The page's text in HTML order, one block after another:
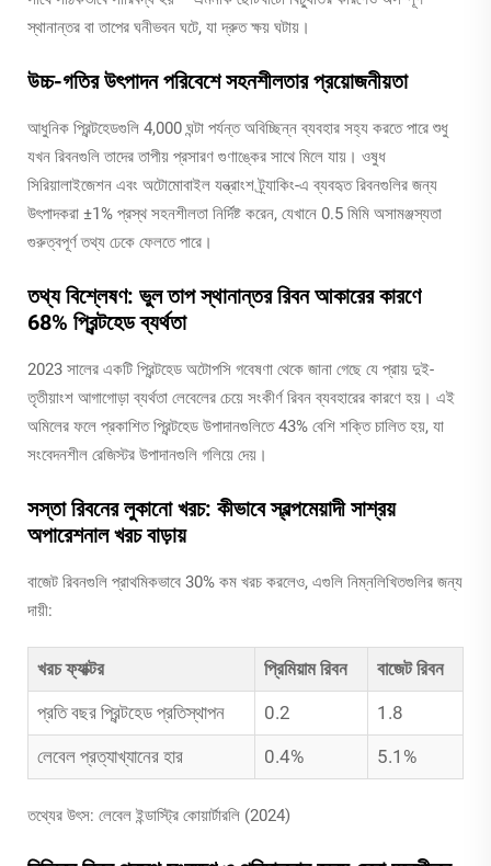
স্থানান্তর বা তাপের ঘনীভবন ঘটে, যা দ্রুত ক্ষয় ঘটায়।
উচ্চ-গতির উৎপাদন পরিবেশে সহনশীলতার প্রয়োজনীয়তা
আধুনিক প্রিন্টহেডগুলি 4,000 ঘন্টা পর্যন্ত অবিচ্ছিন্ন ব্যবহার সহ্য করতে পারে শুধু
যখন রিবনগুলি তাদের তাপীয় প্রসারণ গুণাঙ্কের সাথে মিলে যায়। ওষুধ
সিরিয়ালাইজেশন এবং অটোমোবাইল যন্ত্রাংশ ট্র্যাকিং-এ ব্যবহৃত রিবনগুলির জন্য
উৎপাদকরা ±1% প্রস্থ সহনশীলতা নির্দিষ্ট করেন, যেখানে 0.5 মিমি অসামঞ্জস্যতা
গুরুত্বপূর্ণ তথ্য ঢেকে ফেলতে পারে।
তথ্য বিশ্লেষণ: ভুল তাপ স্থানান্তর রিবন আকারের কারণে
68% প্রিন্টহেড ব্যর্থতা
2023 সালের একটি প্রিন্টহেড অটোপসি গবেষণা থেকে জানা গেছে যে প্রায় দুই-
তৃতীয়াংশ আগাগোড়া ব্যর্থতা লেবেলের চেয়ে সংকীর্ণ রিবন ব্যবহারের কারণে হয়। এই
অমিলের ফলে প্রকাশিত প্রিন্টহেড উপাদানগুলিতে 43% বেশি শক্তি চালিত হয়, যা
সংবেদনশীল রেজিস্টর উপাদানগুলি গলিয়ে দেয়।
সস্তা রিবনের লুকানো খরচ: কীভাবে স্বল্পমেয়াদী সাশ্রয়
অপারেশনাল খরচ বাড়ায়
বাজেট রিবনগুলি প্রাথমিকভাবে 30% কম খরচ করলেও, এগুলি নিম্নলিখিতগুলির জন্য
দায়ী:
খরচ ফ্যাক্টর প্রিমিয়াম রিবন
বাজেট রিবন
প্রতি বছর প্রিন্টহেড প্রতিস্থাপন
0.2
1.8
লেবেল প্রত্যাখ্যানের হার
0.4% 5.1%
তথ্যের উৎস: লেবেল ইন্ডাস্ট্রি কোয়ার্টারলি (2024)